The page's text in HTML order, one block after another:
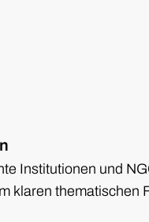
Institutionen und
klaren thematischen